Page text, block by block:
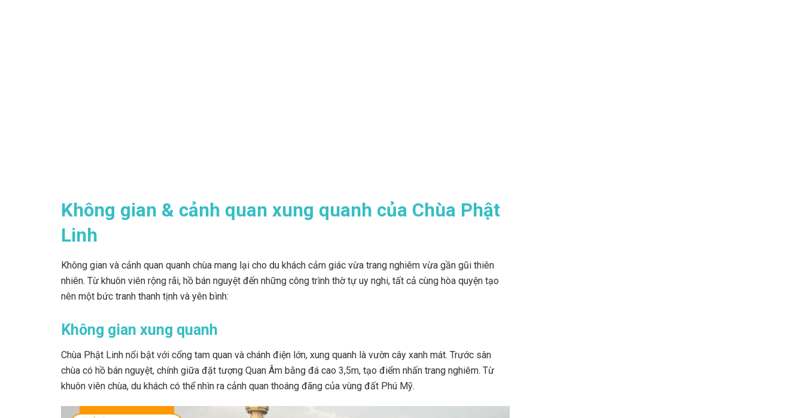
Không gian & cảnh quan xung quanh của Chùa Phật
Linh
Không gian và cảnh quan quanh chùa mang lại cho du khách cảm giác vừa trang nghiêm vừa gần gũi thiên
nhiên. Từ khuôn viên rộng rãi, hồ bán nguyệt đến những công trình thờ tự uy nghi, tất cả cùng hòa quyện tạo
nên một bức tranh thanh tịnh và yên bình:
Không gian xung quanh
Chùa Phật Linh nổi bật với cổng tam quan và chánh điện lớn, xung quanh là vườn cây xanh mát. Trước sân
chùa có hồ bán nguyệt, chính giữa đặt tượng Quan Âm bằng đá cao 3,5m, tạo điểm nhấn trang nghiêm. Từ
khuôn viên chùa, du khách có thể nhìn ra cảnh quan thoáng đãng của vùng đất Phú Mỹ.